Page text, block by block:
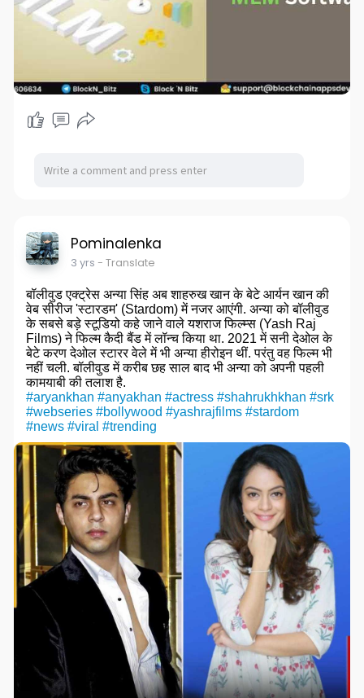
Pominalenka
3 yrs - Translate
बॉलीवुड एक्ट्रेस अन्या सिंह अब शाहरुख खान के बेटे आर्यन खान की
वेब सीरीज 'स्टारडम' (Stardom) में नजर आएंगी. अन्या को बॉलीवुड
के सबसे बड़े स्टूडियो कहे जाने वाले यशराज फिल्म्स (Yash Raj
Films) ने फिल्म कैदी बैंड में लॉन्च किया था. 2021 में सनी देओल के
बेटे करण देओल स्टारर वेले में भी अन्या हीरोइन थीं. परंतु वह फिल्म भी
नहीं चली. बॉलीवुड में करीब छह साल बाद भी अन्या को अपनी पहली
कामयाबी की तलाश है.
#aryankhan #anyakhan #actress #shahrukhkhan #srk
#webseries #bollywood #yashrajfilms #stardom
#news #viral #trending